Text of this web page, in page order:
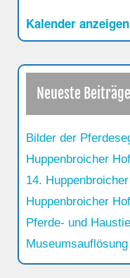
Kalender anzeigen
Neueste Beiträge
Bilder der
Huppenbroicher
14.
Huppenbroicher
Pferde- und
Museumsauflösung